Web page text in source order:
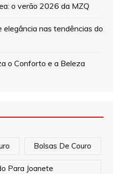
o verão 2026 da MZQ
nas tendências do
o Conforto e a Beleza
Bolsas De Couro
Para Joanete